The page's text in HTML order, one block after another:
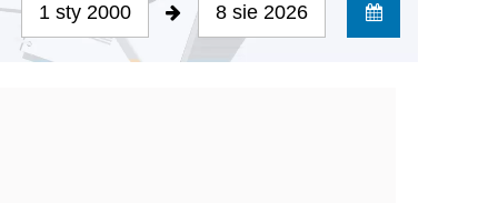
1 sty 2000 8 sie 2026